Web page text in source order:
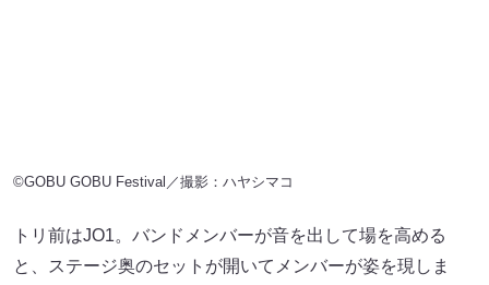
©GOBU GOBU Festival／撮影：ハヤシマコ
トリ前はJO1。バンドメンバーが音を出して場を高める
と、ステージ奥のセットが開いてメンバーが姿を現しま